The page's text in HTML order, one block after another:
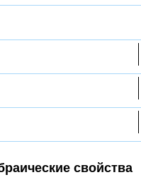
свойства